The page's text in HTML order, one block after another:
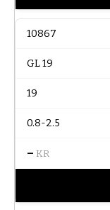
10867
GL 19
19
0.8-2.5
– KR